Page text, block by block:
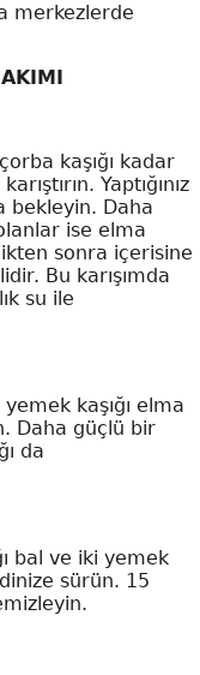
merkezlerde
kaşığı kadar
Yaptığınız
bekleyin. Daha
ise elma
sonra içerisine
Bu karışımda
su ile
kaşığı elma
Daha güçlü bir
da
bal ve iki yemek
sürün. 15